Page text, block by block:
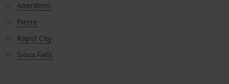
Aberdeen
Pierre
Rapid City
Sioux Falls